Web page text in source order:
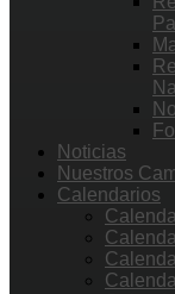
Noticias
Nuestros
Calendarios